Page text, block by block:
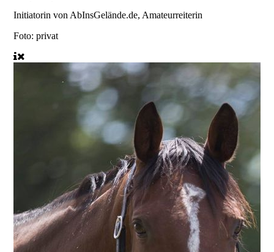
In­i­ti­a­to­rin von AbInsGelände.de, Amateurreiterin
Foto: privat